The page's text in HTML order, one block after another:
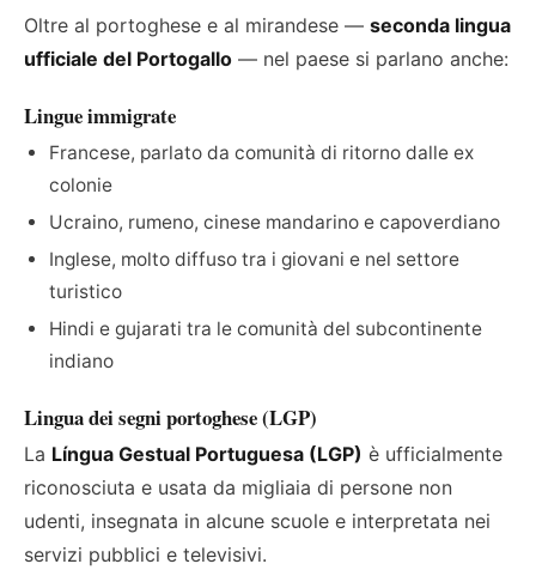
Oltre al portoghese e al mirandese — seconda lingua
ufficiale del Portogallo — nel paese si parlano anche:
Lingue immigrate
Francese, parlato da comunità di ritorno dalle ex
colonie
Ucraino, rumeno, cinese mandarino e capoverdiano
Inglese, molto diffuso tra i giovani e nel settore
turistico
Hindi e gujarati tra le comunità del subcontinente
indiano
Lingua dei segni portoghese (LGP)
La Língua Gestual Portuguesa (LGP) è ufficialmente
riconosciuta e usata da migliaia di persone non
udenti, insegnata in alcune scuole e interpretata nei
servizi pubblici e televisivi.